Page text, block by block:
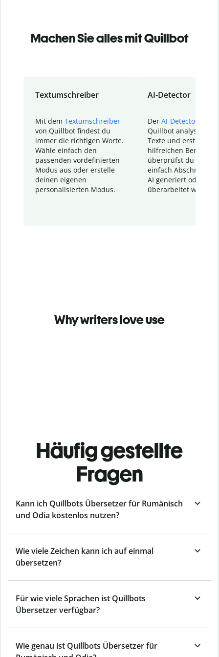
Machen Sie alles mit Quillbot
Textumschreiber
Mit dem Textumschreiber
von Quillbot findest du
immer die richtigen Worte.
Wähle einfach den
passenden vordefinierten
Modus aus oder erstelle
deinen eigenen
personalisierten Modus.
AI-Detector
Der AI-Detector
Quillbot analysiert
Texte und erstellt
hilfreichen Bericht.
überprüfst du
einfach Abschnitte,
AI generiert oder
überarbeitet wurden.
Why writers love use
Häufig gestellte
Fragen
Kann ich Quillbots Übersetzer für Rumänisch
und Odia kostenlos nutzen?
Wie viele Zeichen kann ich auf einmal
übersetzen?
Für wie viele Sprachen ist Quillbots
Übersetzer verfügbar?
Wie genau ist Quillbots Übersetzer für